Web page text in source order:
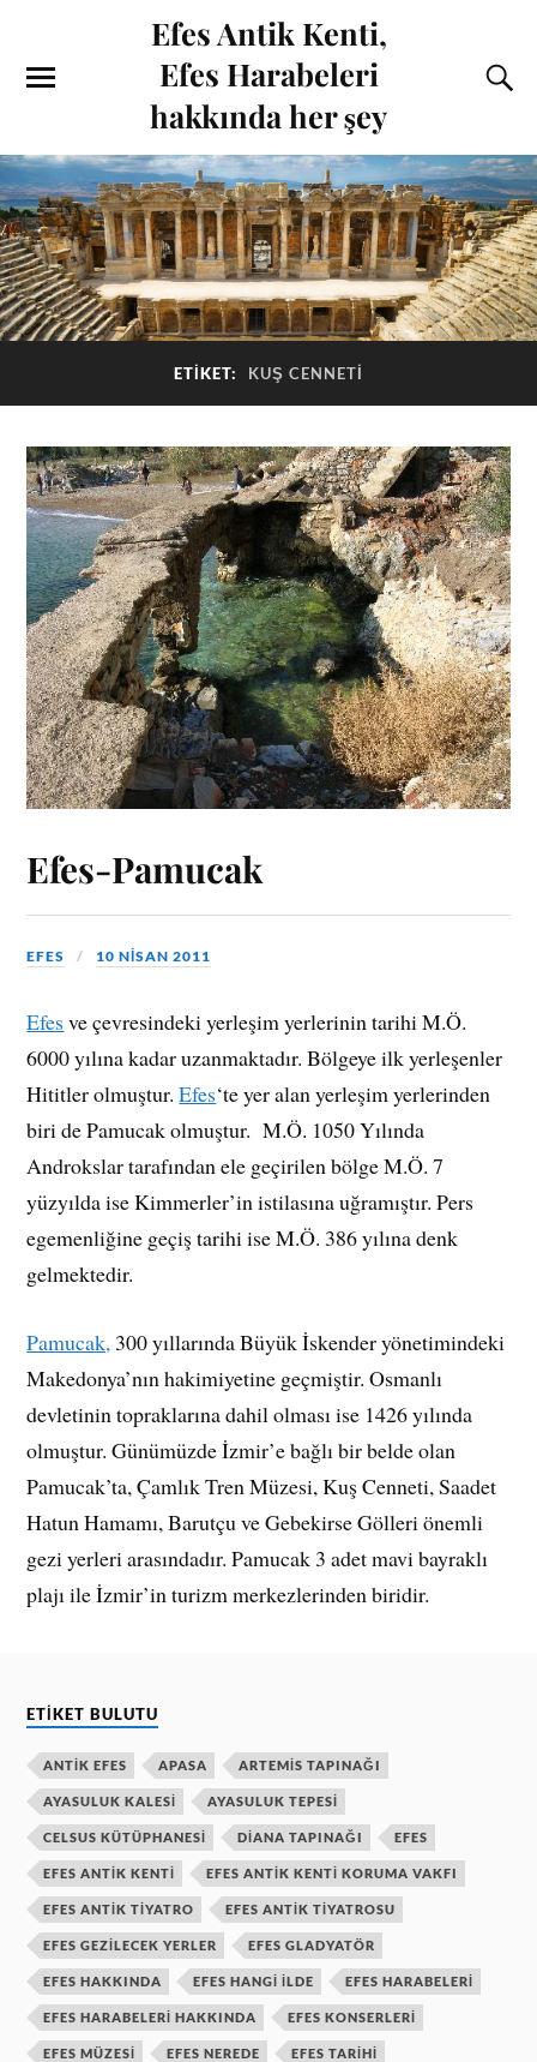
Efes Antik Kenti,
Efes Harabeleri
hakkında her şey
ETIKET: KUŞ CENNETI
Efes-Pamucak
EFES 10 NISAN 2011
Efes ve çevresindeki yerleşim yerlerinin tarihi M.Ö.
6000 yılına kadar uzanmaktadır. Bölgeye ilk yerleşenler
Hititler olmuştur.Efes‘te yer alan yerleşim yerlerinden
biri de Pamucak olmuştur. M.Ö. 1050 Yılında
Androkslar tarafından ele geçirilen bölge M.Ö. 7
yüzyılda ise Kimmerler’in istilasına uğramıştır. Pers
egemenliğine geçiş tarihi ise M.Ö. 386 yılına denk
gelmektedir.
Pamucak, 300 yıllarında Büyük İskender yönetimindeki
Makedonya’nın hakimiyetine geçmiştir. Osmanlı
devletinin topraklarına dahil olması ise 1426 yılında
olmuştur. Günümüzde İzmir’e bağlı bir belde olan
Pamucak’ta, Çamlık Tren Müzesi, Kuş Cenneti, Saadet
Hatun Hamamı, Barutçu ve Gebekirse Gölleri önemli
gezi yerleri arasındadır. Pamucak 3 adet mavi bayraklı
plajı ile İzmir’in turizm merkezlerinden biridir.
ETIKET BULUTU
ANTIK EFES APASA ARTEMIS TAPINAĞI
AYASULUK KALESI AYASULUK TEPESI
CELSUS KÜTÜPHANESI DIANA TAPINAĞI EFES
EFES ANTIK KENTI EFES ANTIK KENTI KORUMA VAKFI
EFES ANTIK TIYATRO EFES ANTIK TIYATROSU
EFES GEZILECEK YERLER EFES GLADYATÖR
EFES HAKKINDA EFES HANGI ILDE EFES HARABELERI
EFES HARABELERI HAKKINDA EFES KONSERLERI
EFES MÜZESI EFES NEREDE EFES TARIHI